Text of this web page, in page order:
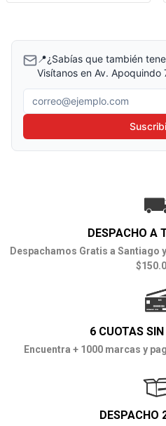
📍¿Sabías que también
Visítanos en Av. Apoquindo
Correo electrónico
DESPACHO A
Despachamos Gratis a Santiago
6 CUOTAS
Encuentra + 1000 marcas y
DESPACHO